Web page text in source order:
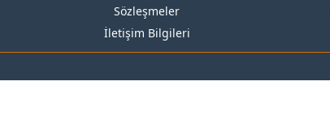
Sözleşmeler
İletişim Bilgileri